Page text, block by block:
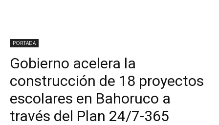
PORTADA
Gobierno acelera la
construcción de 18 proyectos
escolares en Bahoruco a
través del Plan 24/7-365